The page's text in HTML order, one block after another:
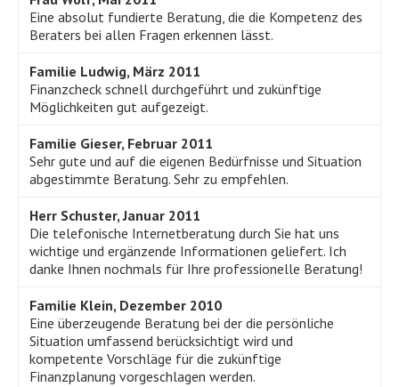
Eine absolut fundierte Beratung, die die Kompetenz des
Beraters bei allen Fragen erkennen lässt.
Familie Ludwig, März 2011
Finanzcheck schnell durchgeführt und zukünftige
Möglichkeiten gut aufgezeigt.
Familie Gieser, Februar 2011
Sehr gute und auf die eigenen Bedürfnisse und Situation
abgestimmte Beratung. Sehr zu empfehlen.
Herr Schuster, Januar 2011
Die telefonische Internetberatung durch Sie hat uns
wichtige und ergänzende Informationen geliefert. Ich
danke Ihnen nochmals für Ihre professionelle Beratung!
Familie Klein, Dezember 2010
Eine überzeugende Beratung bei der die persönliche
Situation umfassend berücksichtigt wird und
kompetente Vorschläge für die zukünftige
Finanzplanung vorgeschlagen werden.